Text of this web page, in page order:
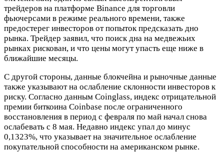
трейдеров на платформе Binance для торговли
фьючерсами в режиме реального времени, также
предостерег инвесторов от попыток предсказать дно
рынка. Трейдер заявил, что поиск дна на медвежьих
рынках рискован, и что цены могут упасть еще ниже в
ближайшие месяцы.
С другой стороны, данные блокчейна и рыночные данные
также указывают на ослабление склонности инвесторов к
риску. Согласно данным Coinglass, индекс отрицательной
премии биткоина Coinbase после ограниченного
восстановления в период с февраля по май начал снова
ослабевать с 8 мая. Недавно индекс упал до минус
0,1323%, что указывает на значительное ослабление
покупательной способности на американском рынке.